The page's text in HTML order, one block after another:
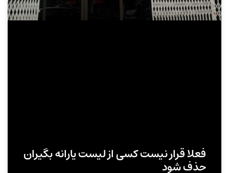
فعلا قرار نیست کسی از لیست یارانه بگیران
حذف شود